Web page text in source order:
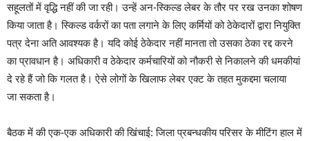
सहूलतों में वृद्धि नहीं की जा रही। उन्हें अन-स्किल्ड लेबर के तौर पर रख उनका शोषण
किया जाता है। स्किल्ड वर्करों का पता लगाने के लिए कर्मियों को ठेकेदारों द्वारा नियुक्ति
पत्र देना अति आवश्यक है। यदि कोई ठेकेदार नहीं मानता तो उसका ठेका रद्द करने
का प्रावधान है। अधिकारी व ठेकेदार कर्मचारियों को नौकरी से निकालने की धमकीयां
दे रहे हैं जो कि गलत है। ऐसे लोगों के खिलाफ लेबर एक्ट के तहत मुकद्दमा चलाया
जा सकता है।
बैठक में की एक-एक अधिकारी की खिंचाई: जिला प्रबन्धकीय परिसर के मीटिंग हाल में